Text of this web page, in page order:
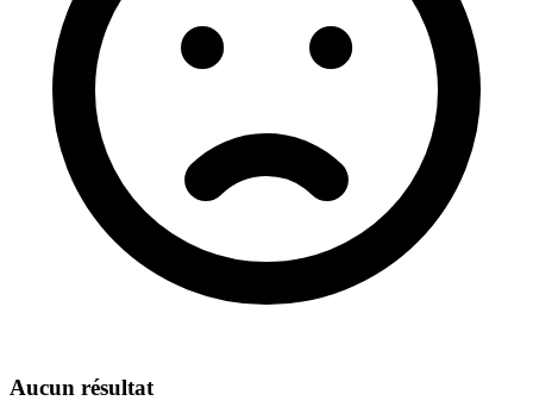
Aucun résultat